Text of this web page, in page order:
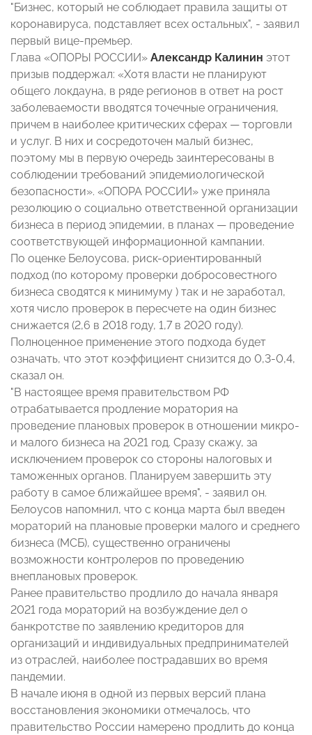
"Бизнес, который не соблюдает правила защиты от
коронавируса, подставляет всех остальных", - заявил
первый вице-премьер.
Глава «ОПОРЫ РОССИИ» Александр Калинин этот
призыв поддержал: «Хотя власти не планируют
общего локдауна, в ряде регионов в ответ на рост
заболеваемости вводятся точечные ограничения,
причем в наиболее критических сферах — торговли
и услуг. В них и сосредоточен малый бизнес,
поэтому мы в первую очередь заинтересованы в
соблюдении требований эпидемиологической
безопасности». «ОПОРА РОССИИ» уже приняла
резолюцию о социально ответственной организации
бизнеса в период эпидемии, в планах — проведение
соответствующей информационной кампании.
По оценке Белоусова, риск-ориентированный
подход (по которому проверки добросовестного
бизнеса сводятся к минимуму ) так и не заработал,
хотя число проверок в пересчете на один бизнес
снижается (2,6 в 2018 году, 1,7 в 2020 году).
Полноценное применение этого подхода будет
означать, что этот коэффициент снизится до 0,3-0,4,
сказал он.
"В настоящее время правительством РФ
отрабатывается продление моратория на
проведение плановых проверок в отношении микро-
и малого бизнеса на 2021 год. Сразу скажу, за
исключением проверок со стороны налоговых и
таможенных органов. Планируем завершить эту
работу в самое ближайшее время", - заявил он.
Белоусов напомнил, что с конца марта был введен
мораторий на плановые проверки малого и среднего
бизнеса (МСБ), существенно ограничены
возможности контролеров по проведению
внеплановых проверок.
Ранее правительство продлило до начала января
2021 года мораторий на возбуждение дел о
банкротстве по заявлению кредиторов для
организаций и индивидуальных предпринимателей
из отраслей, наиболее пострадавших во время
пандемии.
В начале июня в одной из первых версий плана
восстановления экономики отмечалось, что
правительство России намерено продлить до конца